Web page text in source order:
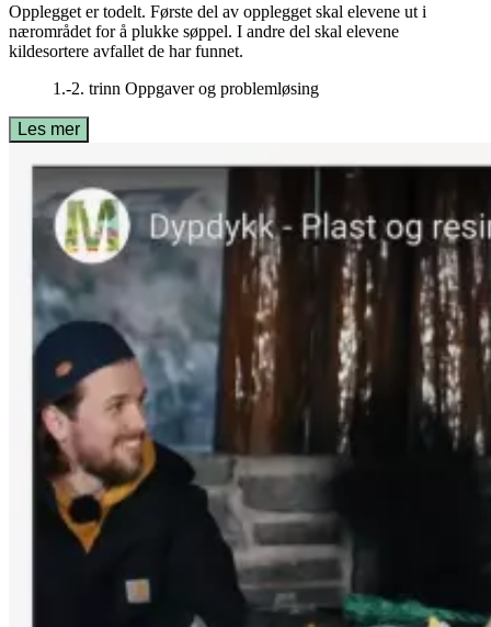
Opplegget er todelt. Første del av opplegget skal elevene ut i
nærområdet for å plukke søppel. I andre del skal elevene
kildesortere avfallet de har funnet.
1.-2. trinn Oppgaver og problemløsing
Les mer